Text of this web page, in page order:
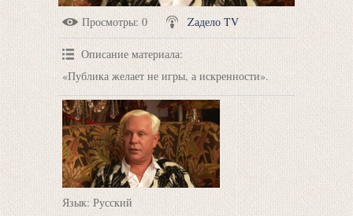
Просмотры: 0 Zадело TV
Описание материала:
«Публика желает не игры, а искренности».
Язык: Русский